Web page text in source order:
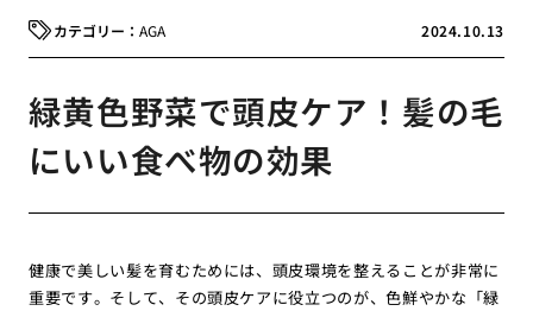
2024.10.13
AGA
緑黄色野菜で頭皮ケア！髪の毛
にいい食べ物の効果
健康で美しい髪を育むためには、頭皮環境を整えることが非常に
重要です。そして、その頭皮ケアに役立つのが、色鮮やかな「緑